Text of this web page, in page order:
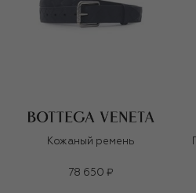
Кожаный ремень
78 650 ₽